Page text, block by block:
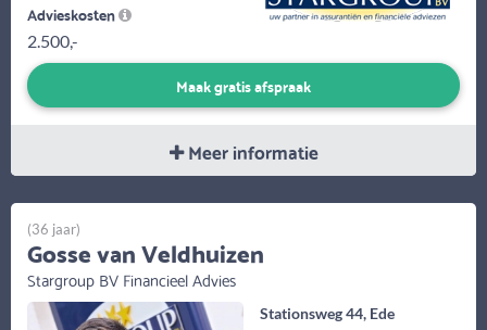
Advieskosten
2.500,-
Maak gratis afspraak
Meer informatie
Stationsweg 44, Ede
(36 jaar)
Gosse van Veldhuizen
Stargroup BV Financieel Advies